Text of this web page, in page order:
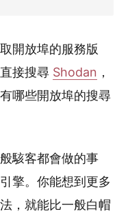
開放埠的服務版
接搜尋 Shodan ，
哪些開放埠的搜尋
駭客都會做的事
擎。你能想到更多
，就能比一般白帽